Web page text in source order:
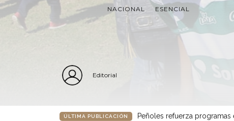
NACIONAL ESENCIAL
Editorial
ÚLTIMA PUBLICACIÓN Peñoles refuerza